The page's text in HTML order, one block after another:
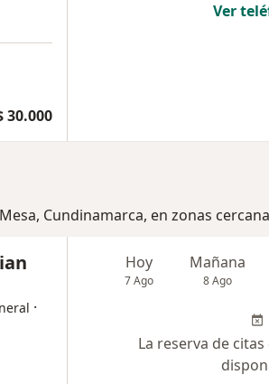
30.000
Ver
Cundinamarca, en zonas
·
Hoy
7 Ago
Mañana
8 Ago
La reserva de